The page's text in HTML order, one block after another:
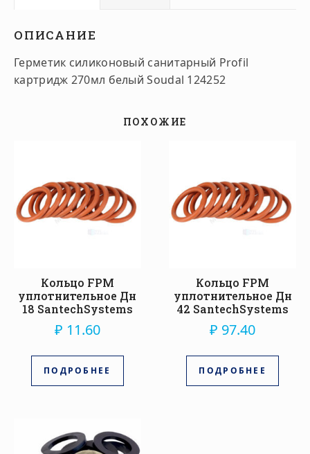
ОПИСАНИЕ
Герметик силиконовый санитарный Profil
картридж 270мл белый Soudal 124252
ПОХОЖИЕ
Кольцо FPM
уплотнительное Дн
18 SantechSystems
₽ 11.60
ПОДРОБНЕЕ
Кольцо FPM
уплотнительное Дн
42 SantechSystems
₽ 97.40
ПОДРОБНЕЕ